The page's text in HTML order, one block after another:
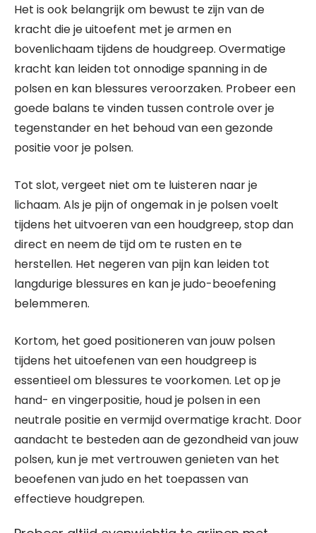
Het is ook belangrijk om bewust te zijn van de
kracht die je uitoefent met je armen en
bovenlichaam tijdens de houdgreep. Overmatige
kracht kan leiden tot onnodige spanning in de
polsen en kan blessures veroorzaken. Probeer een
goede balans te vinden tussen controle over je
tegenstander en het behoud van een gezonde
positie voor je polsen.
Tot slot, vergeet niet om te luisteren naar je
lichaam. Als je pijn of ongemak in je polsen voelt
tijdens het uitvoeren van een houdgreep, stop dan
direct en neem de tijd om te rusten en te
herstellen. Het negeren van pijn kan leiden tot
langdurige blessures en kan je judo-beoefening
belemmeren.
Kortom, het goed positioneren van jouw polsen
tijdens het uitoefenen van een houdgreep is
essentieel om blessures te voorkomen. Let op je
hand- en vingerpositie, houd je polsen in een
neutrale positie en vermijd overmatige kracht. Door
aandacht te besteden aan de gezondheid van jouw
polsen, kun je met vertrouwen genieten van het
beoefenen van judo en het toepassen van
effectieve houdgrepen.